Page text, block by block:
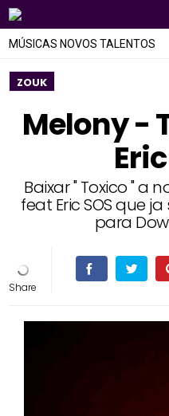
MÚSICAS NOVOS TALENTOS
ZOUK
Melony -
Baixar " Toxico " a
feat Eric SOS que
para